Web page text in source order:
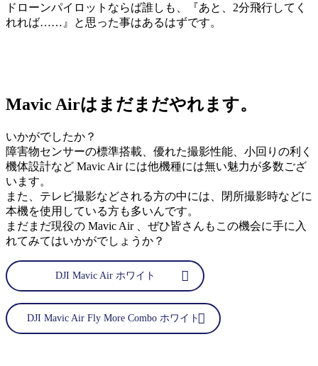
ドローンパイロットならば誰しも、『あと、2分飛行してく
れれば……』と思った事はあるはずです。
Mavic Airはまだまだやれます。
いかがでしたか？
障害物センサーの標準搭載、優れた撮影性能、小回りの利く
機体設計など Mavic Air には他機種には無い魅力が多数ござ
います。
また、テレビ撮影などされる方の中には、閉所撮影時などに
本機を使用している方も多いんです。
まだまだ現役の Mavic Air 、ぜひ皆さんもこの機会に手に入
れてみてはいかがでしょうか？
DJI Mavic Air ホワイト
DJI Mavic Air Fly More Combo ホワイト